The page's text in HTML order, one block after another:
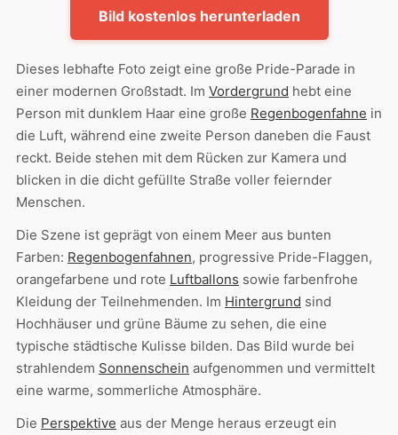
Bild kostenlos herunterladen
Dieses lebhafte Foto zeigt eine große Pride-Parade in
einer modernen Großstadt. Im Vordergrund hebt eine
Person mit dunklem Haar eine große Regenbogenfahne in
die Luft, während eine zweite Person daneben die Faust
reckt. Beide stehen mit dem Rücken zur Kamera und
blicken in die dicht gefüllte Straße voller feiernder
Menschen.
Die Szene ist geprägt von einem Meer aus bunten
Farben: Regenbogenfahnen, progressive Pride-Flaggen,
orangefarbene und rote Luftballons sowie farbenfrohe
Kleidung der Teilnehmenden. Im Hintergrund sind
Hochhäuser und grüne Bäume zu sehen, die eine
typische städtische Kulisse bilden. Das Bild wurde bei
strahlendem Sonnenschein aufgenommen und vermittelt
eine warme, sommerliche Atmosphäre.
Die Perspektive aus der Menge heraus erzeugt ein